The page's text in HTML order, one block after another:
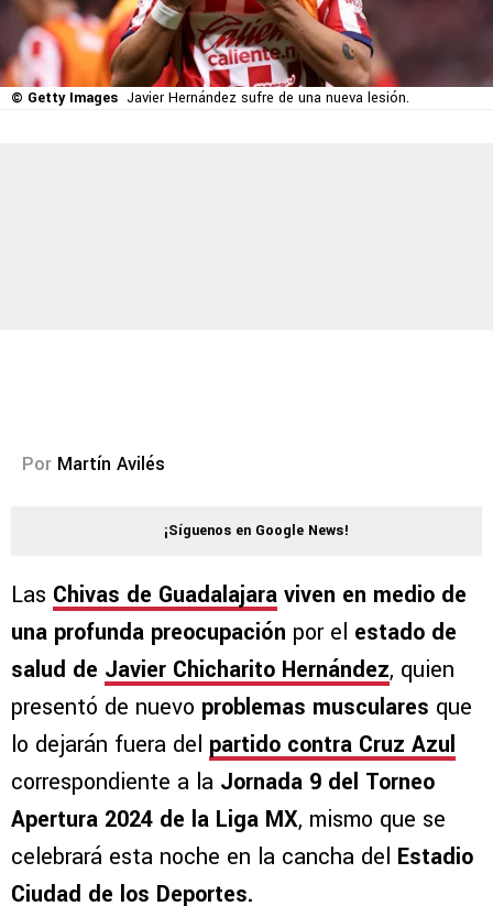
© Getty Images Javier Hernández sufre de una nueva lesión.
Por Martín Avilés
¡Síguenos en Google News!
Las Chivas de Guadalajara viven en medio de
una profunda preocupación por el estado de
salud de Javier Chicharito Hernández, quien
presentó de nuevo problemas musculares que
lo dejarán fuera del partido contra Cruz Azul
correspondiente a la Jornada 9 del Torneo
Apertura 2024 de la Liga MX, mismo que se
celebrará esta noche en la cancha del Estadio
Ciudad de los Deportes.